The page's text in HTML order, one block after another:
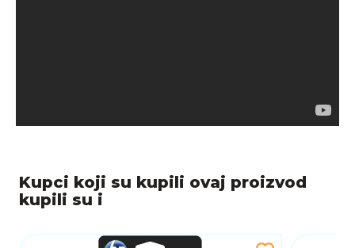
Kupci koji su kupili ovaj proizvod
kupili su i